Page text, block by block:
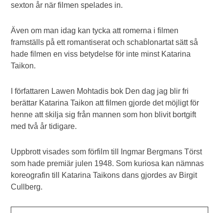
sexton år när filmen spelades in.
Även om man idag kan tycka att romerna i filmen
framställs på ett romantiserat och schablonartat sätt så
hade filmen en viss betydelse för inte minst Katarina
Taikon.
I författaren Lawen Mohtadis bok Den dag jag blir fri
berättar Katarina Taikon att filmen gjorde det möjligt för
henne att skilja sig från mannen som hon blivit bortgift
med två år tidigare.
Uppbrott visades som förfilm till Ingmar Bergmans Törst
som hade premiär julen 1948. Som kuriosa kan nämnas
koreografin till Katarina Taikons dans gjordes av Birgit
Cullberg.